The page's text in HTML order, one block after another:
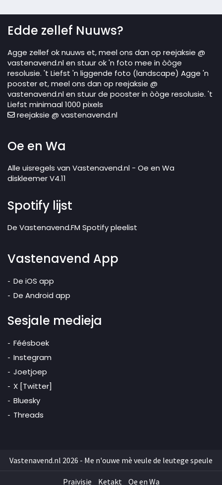
Edde zellef Nuuws?
Agge zellef ok nuuws et, meel ons dan op reejaksie @
vastenavend.nl en stuur ok 'n foto mee in òòge
resolusie. 't Liefst 'n liggende foto (landscape) Agge 'n
pooster et, meel ons dan op reejaksie @
vastenavend.nl en stuur de pooster in òòge resolusie. 't
Liefst minimaal 1000 pixels
reejaksie @ vastenavend.nl
Oe en Wa
Alle uisregels van Vastenavend.nl - Oe en Wa
diskleemer V4.11
Spotify lijst
De Vastenavend.FM Spotify pleelist
Vastenavend App
De iOS app
De Android app
Sesjale medieja
Féésboek
Instegram
Joetjoep
X [Twitter]
Bluesky
Threads
Vastenavend.nl 2026 - Me n'ouwe mè veule de leutege speule
Praivisie Ketakt Oe en Wa